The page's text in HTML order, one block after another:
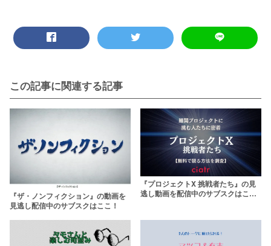
この記事に関連する記事
『ザ・ノンフィクション』の動画を
見逃し配信中のサブスクはここ！
『プロジェクトX 挑戦者たち』の見
逃し動画を配信中のサブスクはこ